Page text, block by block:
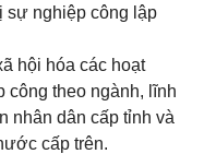
sự nghiệp công lập
hội hóa các hoạt
công theo ngành, lĩnh
nhân dân cấp tỉnh và
cấp trên.